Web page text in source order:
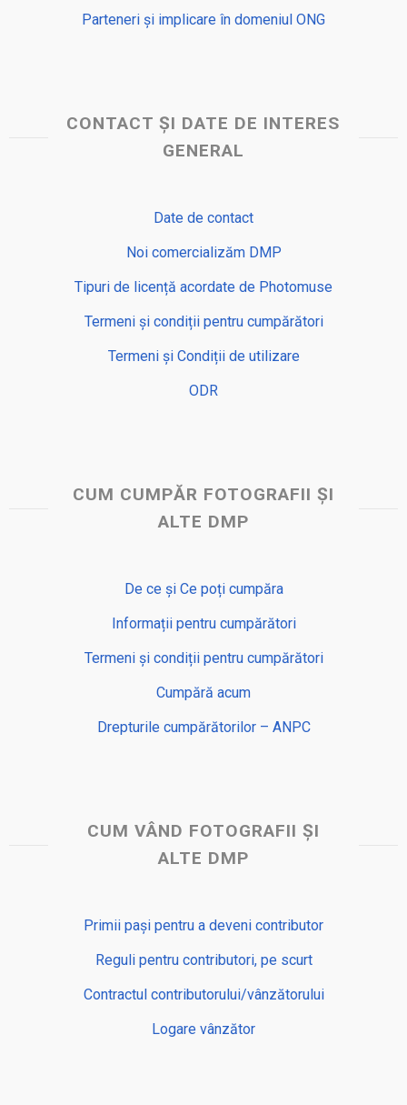
Parteneri și implicare în domeniul ONG
CONTACT ȘI DATE DE INTERES
GENERAL
Date de contact
Noi comercializăm DMP
Tipuri de licență acordate de Photomuse
Termeni și condiții pentru cumpărători
Termeni și Condiții de utilizare
ODR
CUM CUMPĂR FOTOGRAFII ȘI
ALTE DMP
De ce și Ce poți cumpăra
Informații pentru cumpărători
Termeni și condiții pentru cumpărători
Cumpără acum
Drepturile cumpărătorilor – ANPC
CUM VÂND FOTOGRAFII ȘI
ALTE DMP
Primii pași pentru a deveni contributor
Reguli pentru contributori, pe scurt
Contractul contributorului/vânzătorului
Logare vânzător